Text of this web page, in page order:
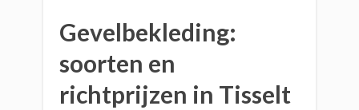
Gevelbekleding:
soorten en
richtprijzen in Tisselt